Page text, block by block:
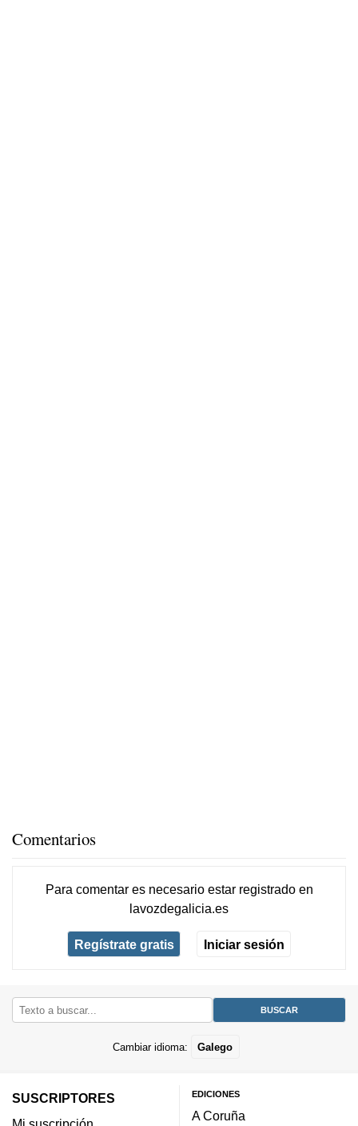
Comentarios
Para comentar es necesario estar registradoen
lavozdegalicia.es
Regístrate gratis Iniciar sesión
Cambiar idioma: Galego
SUSCRIPTORES
EDICIONES
A Coruña